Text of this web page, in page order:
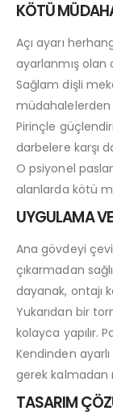
KÖTÜ
Açı ayarı
ayarlanmış olan
Sağlam dişli
müdahalelerden
Pirinçle
darbelere karşı
O psiyonel
alanlarda kötü
UYGULAMA
Ana gövdeyi
çıkarmadan
dayanak, ontajı
Yukarıdan bir
kolayca yapılır.
Kendinden
gerek kalmadan
TASARIM